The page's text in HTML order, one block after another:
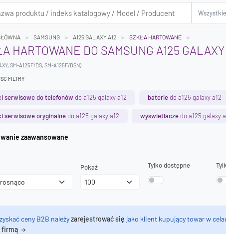
SAMSUNG A125 GALAXY A12 SZKŁA HARTOWANE
HARTOWANE DO SAMSUNG A125 GALAXY
SM-A125F/DS, SM-A125F/DSN)
FILTRY
serwisowe do telefonów do a125 galaxy a12 baterie do a125 galaxy a12
serwisowe oryginalne do a125 galaxy a12 wyświetlacze do a125 galaxy
Wyszukiwanie zaawansowane
Pokaż Tylko dostępne
ceny B2B należyzarejestrować się jako klient kupujący towar w
firmą